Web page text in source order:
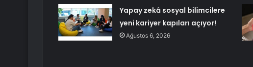
Yapay zekâ sosyal bilimcilere
yeni kariyer kapıları açıyor!
Ağustos 6, 2026